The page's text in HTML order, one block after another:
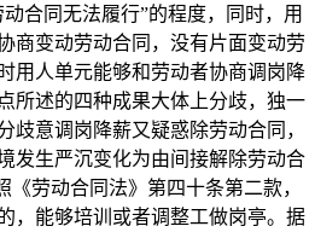
合同无法履行”的程度，同时，用
商变动劳动合同，没有片面变动劳
用人单元能够和劳动者协商调岗降
所述的四种成果大体上分歧，独一
歧意调岗降薪又疑惑除劳动合同，
发生严沉变化为由间接解除劳动合
《劳动合同法》第四十条第二款，
，能够培训或者调整工做岗亭。据